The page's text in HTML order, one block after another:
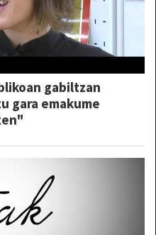
gabiltzan
gara emakume